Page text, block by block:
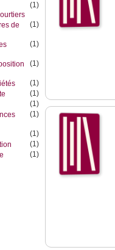
(1)
de
(1)
(1)
(1)
(1)
(1)
(1)
(1)
(1)
(1)
(1)